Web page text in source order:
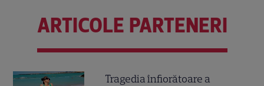
ARTICOLE PARTENERI
Tragedia înfiorătoare a